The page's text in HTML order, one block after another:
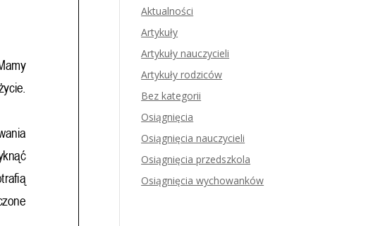
Aktualności
Artykuły
Artykuły nauczycieli
Artykuły rodziców
Bez kategorii
Osiągnięcia
Osiągnięcia nauczycieli
Osiągnięcia przedszkola
Osiągnięcia wychowanków